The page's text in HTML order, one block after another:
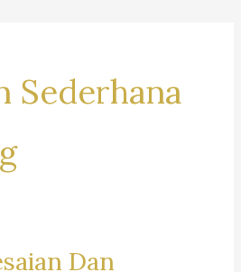
Sederhana
Dan